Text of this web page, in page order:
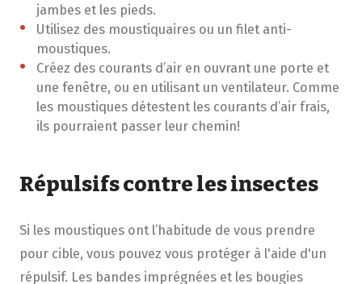
jambes et les pieds.
Utilisez des moustiquaires ou un filet anti-
moustiques.
Créez des courants d’air en ouvrant une porte et
une fenêtre, ou en utilisant un ventilateur. Comme
les moustiques détestent les courants d’air frais,
ils pourraient passer leur chemin!
Répulsifs contre les insectes
Si les moustiques ont l’habitude de vous prendre
pour cible, vous pouvez vous protéger à l'aide d'un
répulsif. Les bandes imprégnées et les bougies